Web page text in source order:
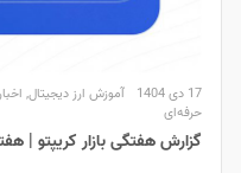
17 دی 1404 آموزش ارز دیجیتال,
حرفه‌ای
گزارش هفتگی بازار کریپتو | هفته